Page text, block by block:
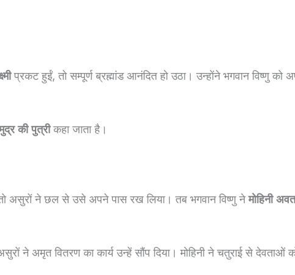
प्रकट हुईं, तो सम्पूर्ण ब्रह्मांड आनंदित हो उठा। उन्होंने भगवान विष्णु को
की पुत्रीकहा जाता है।
असुरों ने छल से उसे अपने पास रख लिया। तब भगवान विष्णु नेमोहिनी
ने अमृत वितरण का कार्य उन्हें सौंप दिया। मोहिनी ने चतुराई से देवताओं